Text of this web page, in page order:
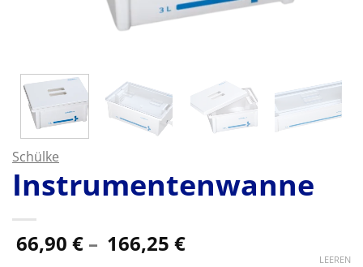
Schülke
Instrumentenwanne
66,90 € – 166,25 €Preisspanne:
LEEREN